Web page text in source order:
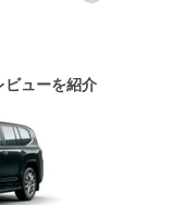
ビューを紹介